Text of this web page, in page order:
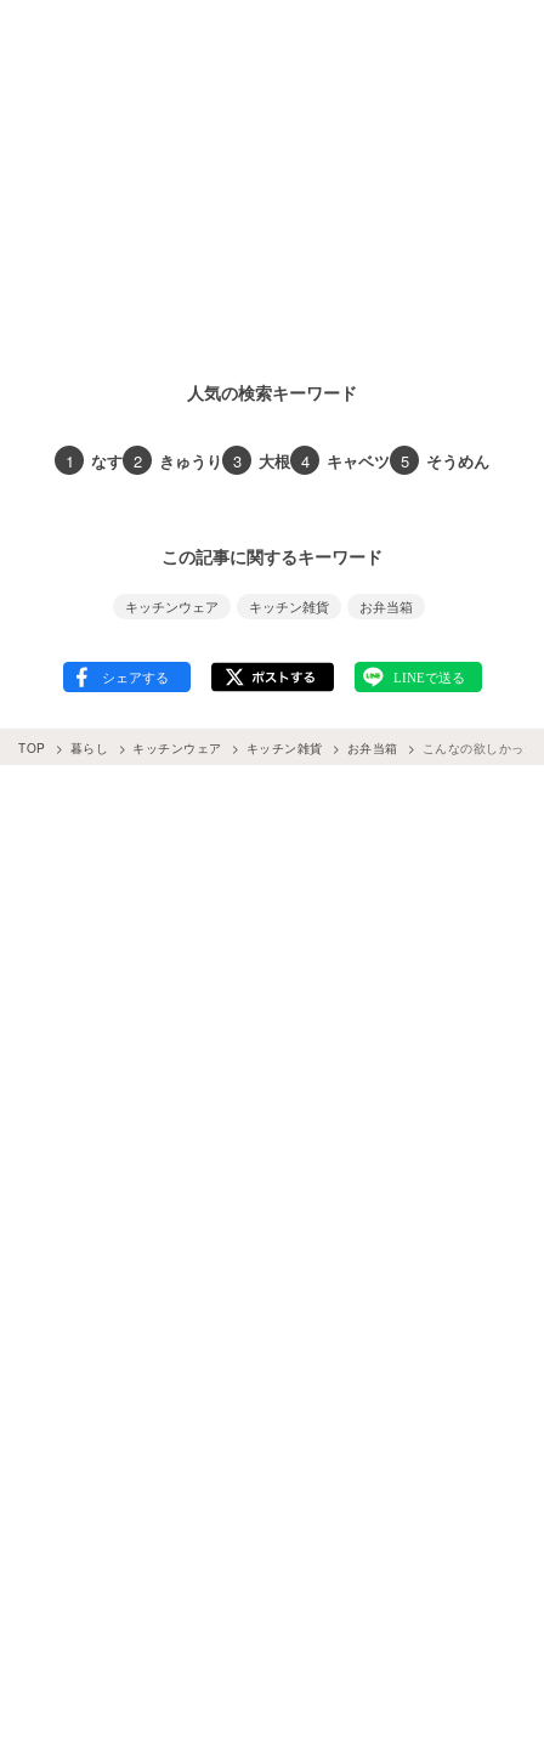
人気の検索キーワード
1 なす 2 きゅうり 3 大根 4 キャベツ 5 そうめん
この記事に関するキーワード
キッチンウェア キッチン雑貨 お弁当箱
TOP 暮らし キッチンウェア キッチン雑貨 お弁当箱 こんなの欲しかっ